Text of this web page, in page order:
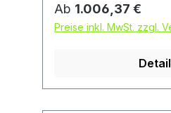
Regulärer Preis:
Ab 1.006,37 €
Preise inkl. MwSt. zzgl.